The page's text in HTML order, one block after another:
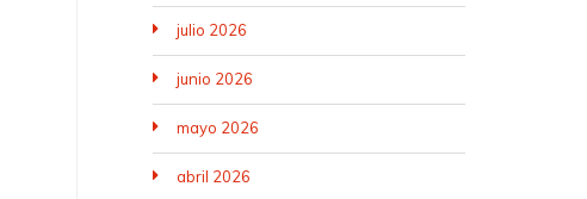
julio 2026
junio 2026
mayo 2026
abril 2026